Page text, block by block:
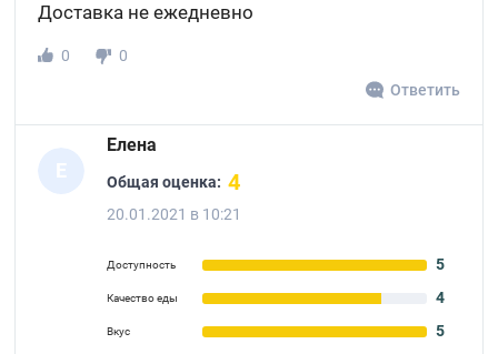
Доставка не ежедневно
0
0
Ответить
Е
Елена
Общая оценка: 4
20.01.2021 в 10:21
Доступность 5
Качество еды 4
Вкус 5